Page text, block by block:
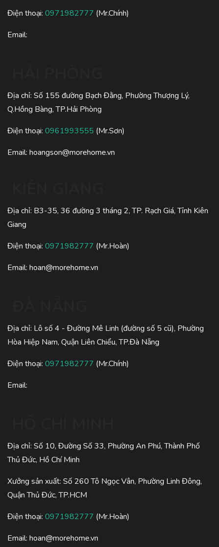
Điện thoại: 0971982777 (Mr.Chính)
Email:
Địa chỉ: Số 155 đường Bạch Đằng, Phường Thượng Lý,
Q.Hồng Bàng, TP.Hải Phòng
Điện thoại: 0961993555 (Mr.Sơn)
Email: hoangson@morehome.vn
Địa chỉ: B3-35, 36 đường 3 tháng 2, TP. Rạch Giá, Tỉnh Kiên
Giang
Điện thoại: 0971982777 (Mr.Hoàn)
Email: hoan@morehome.vn
Địa chỉ: Lô số 4 - Đường Mê Linh (đường số 5 cũ), Phường
Hòa Hiệp Nam, Quận Liên Chiểu, TP.Đà Nẵng
Điện thoại: 0971982777 (Mr.Chính)
Email:
Địa chỉ: Số 10, Đường Số 33, Phường An Phú, Thành Phố
Thủ Đức, Hồ Chí Minh
Xưởng sản xuất: Số 260 Tô Ngọc Vân, Phường Linh Đông,
Quận Thủ Đức, TP.HCM
Điện thoại: 0971982777 (Mr.Hoàn)
Email: hoan@morehome.vn